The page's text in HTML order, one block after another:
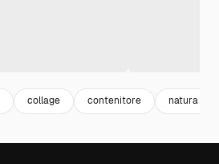
collage contenitore natura